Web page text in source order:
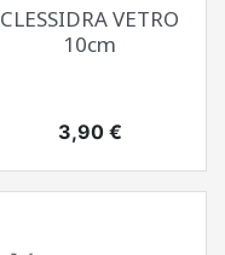
CLESSIDRA VETRO
10cm
Prezzo
3,90 €